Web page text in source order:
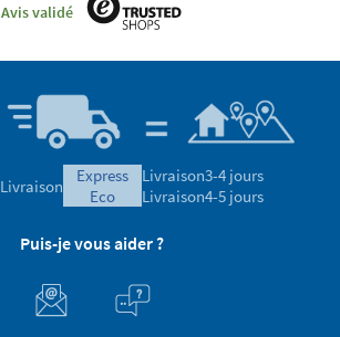
Avis validé
Livraison
express
eco
Livraison3-4 jours
Livraison4-5 jours
Puis-je vous aider ?